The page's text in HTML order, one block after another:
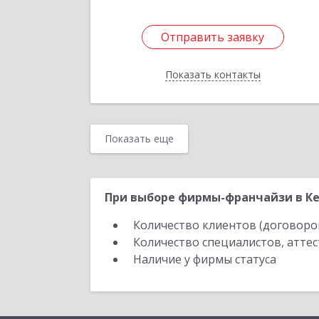
Отправить заявку
Показать контакты
Отправить заявку
Назад
Показать еще
При выборе фирмы-франчайзи в
Количество клиентов
Количество специалистов,
Наличие у фирмы статуса